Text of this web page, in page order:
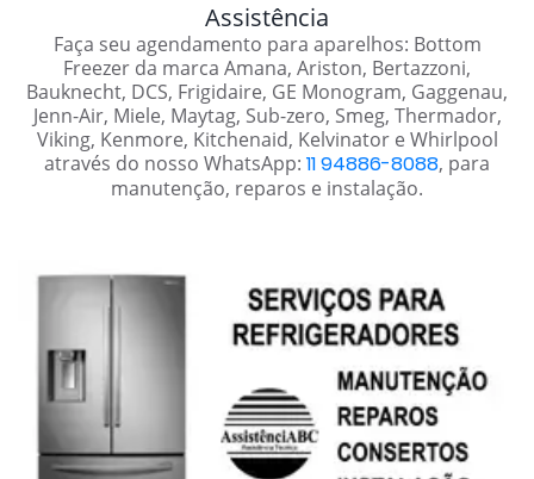
Assistência
Faça seu agendamento para aparelhos: Bottom
Freezer da marca Amana, Ariston, Bertazzoni,
Bauknecht, DCS, Frigidaire, GE Monogram, Gaggenau,
Jenn-Air, Miele, Maytag, Sub-zero, Smeg, Thermador,
Viking, Kenmore, Kitchenaid, Kelvinator e Whirlpool
através do nosso WhatsApp: 11 94886-8088, para
manutenção, reparos e instalação.